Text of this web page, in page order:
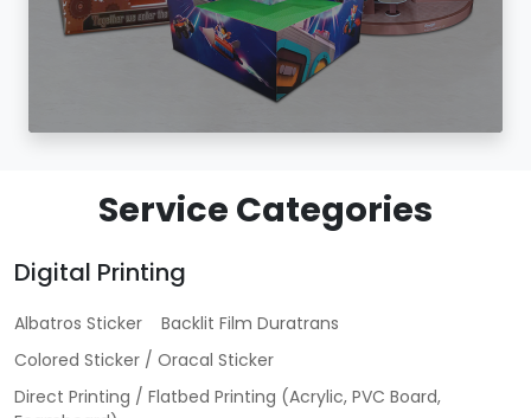
Service Categories
Digital Printing
Albatros Sticker
Backlit Film Duratrans
Colored Sticker / Oracal Sticker
Direct Printing / Flatbed Printing (Acrylic, PVC Board,